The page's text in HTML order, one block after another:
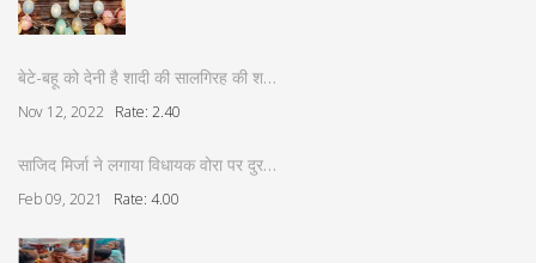
बेटे-बहू को देनी है शादी की सालगिरह की श…
Nov 12, 2022 Rate: 2.40
साजिद मिर्जा ने लगाया विधायक वोरा पर दुर…
Feb 09, 2021 Rate: 4.00